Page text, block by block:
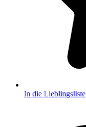
In die Lieblingsliste